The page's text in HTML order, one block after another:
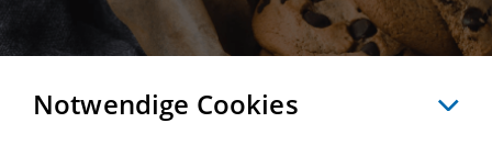
Notwendige Cookies